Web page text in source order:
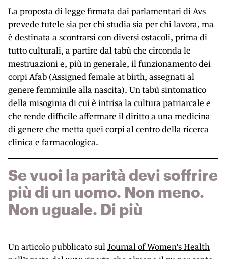
La proposta di legge firmata dai parlamentari di Avs
prevede tutele sia per chi studia sia per chi lavora, ma
è destinata a scontrarsi con diversi ostacoli, prima di
tutto culturali, a partire dal tabù che circonda le
mestruazioni e, più in generale, il funzionamento dei
corpi Afab (Assigned female at birth, assegnati al
genere femminile alla nascita). Un tabù sintomatico
della misoginia di cui è intrisa la cultura patriarcale e
che rende difficile affermare il diritto a una medicina
di genere che metta quei corpi al centro della ricerca
clinica e farmacologica.
Se vuoi la parità devi soffrire
più di un uomo. Non meno.
Non uguale. Di più
Un articolo pubblicato sul Journal of Women’s Health